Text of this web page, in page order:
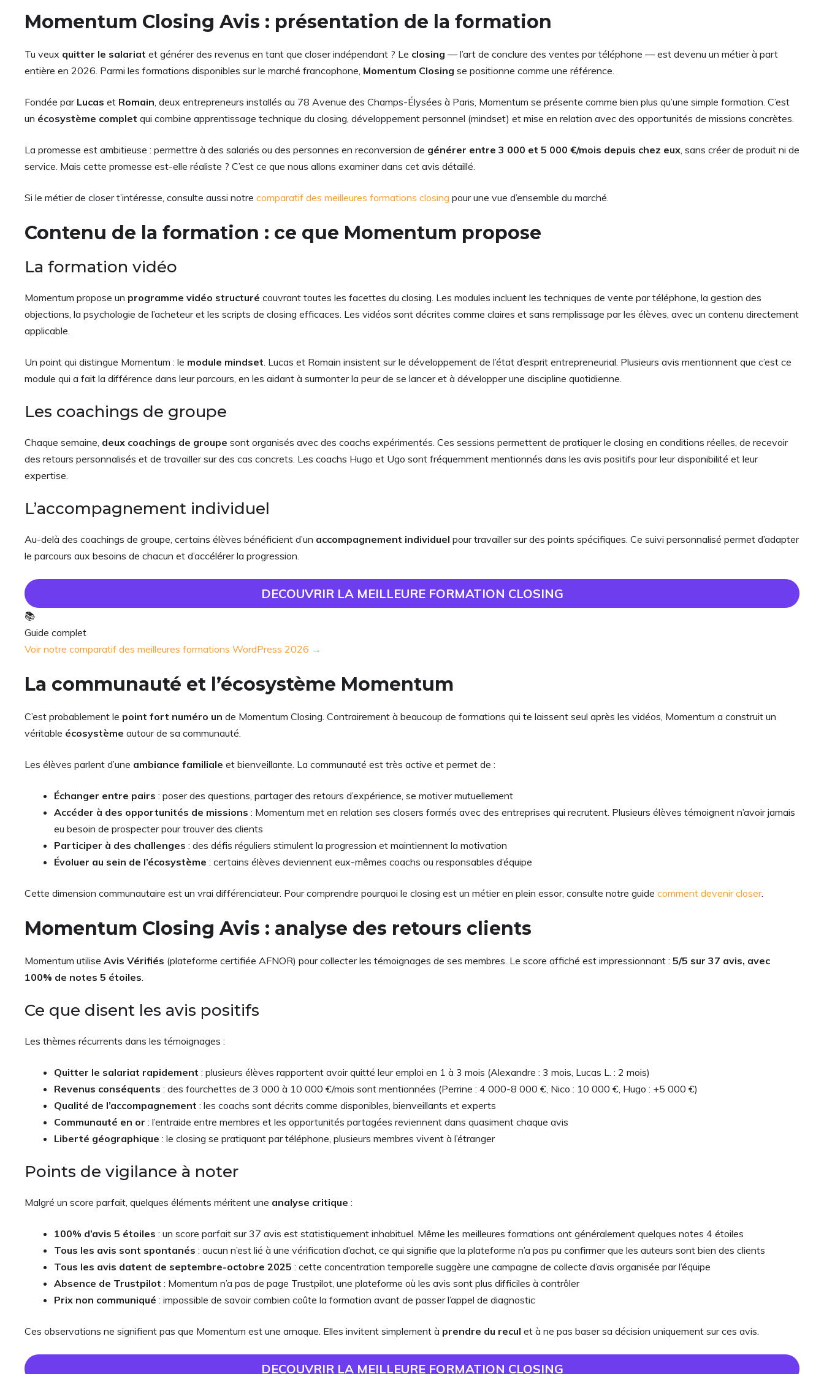
Momentum Closing Avis : présentation de la formation
Tu veux quitter le salariat et générer des revenus en tant que closer indépendant ? Le closing — l’art de conclure des ventes par téléphone — est devenu un métier à part
entière en 2026. Parmi les formations disponibles sur le marché francophone, Momentum Closing se positionne comme une référence.
Fondée par Lucas et Romain , deux entrepreneurs installés au 78 Avenue des Champs-Élysées à Paris, Momentum se présente comme bien plus qu’une simple formation. C’est
un écosystème complet qui combine apprentissage technique du closing, développement personnel (mindset) et mise en relation avec des opportunités de missions concrètes.
La promesse est ambitieuse : permettre à des salariés ou des personnes en reconversion de générer entre 3 000 et 5 000 €/mois depuis chez eux , sans créer de produit ni de
service. Mais cette promesse est-elle réaliste ? C’est ce que nous allons examiner dans cet avis détaillé.
Si le métier de closer t’intéresse, consulte aussi notre comparatif des meilleures formations closing pour une vue d’ensemble du marché.
Contenu de la formation : ce que Momentum propose
La formation vidéo
Momentum propose un programme vidéo structuré couvrant toutes les facettes du closing. Les modules incluent les techniques de vente par téléphone, la gestion des
objections, la psychologie de l’acheteur et les scripts de closing efficaces. Les vidéos sont décrites comme claires et sans remplissage par les élèves, avec un contenu directement
applicable.
Un point qui distingue Momentum : le module mindset . Lucas et Romain insistent sur le développement de l’état d’esprit entrepreneurial. Plusieurs avis mentionnent que c’est ce
module qui a fait la différence dans leur parcours, en les aidant à surmonter la peur de se lancer et à développer une discipline quotidienne.
Les coachings de groupe
Chaque semaine, deux coachings de groupe sont organisés avec des coachs expérimentés. Ces sessions permettent de pratiquer le closing en conditions réelles, de recevoir
des retours personnalisés et de travailler sur des cas concrets. Les coachs Hugo et Ugo sont fréquemment mentionnés dans les avis positifs pour leur disponibilité et leur
expertise.
L’accompagnement individuel
Au-delà des coachings de groupe, certains élèves bénéficient d’un accompagnement individuel pour travailler sur des points spécifiques. Ce suivi personnalisé permet d’adapter
le parcours aux besoins de chacun et d’accélérer la progression.
DECOUVRIR LA MEILLEURE FORMATION CLOSING
📚
Guide complet
Voir notre comparatif des meilleures formations WordPress 2026 →
La communauté et l’écosystème Momentum
C’est probablement le point fort numéro un de Momentum Closing. Contrairement à beaucoup de formations qui te laissent seul après les vidéos, Momentum a construit un
véritable écosystème autour de sa communauté.
Les élèves parlent d’une ambiance familiale et bienveillante. La communauté est très active et permet de :
Échanger entre pairs : poser des questions, partager des retours d’expérience, se motiver mutuellement
Accéder à des opportunités de missions : Momentum met en relation ses closers formés avec des entreprises qui recrutent. Plusieurs élèves témoignent n’avoir jamais
eu besoin de prospecter pour trouver des clients
Participer à des challenges : des défis réguliers stimulent la progression et maintiennent la motivation
Évoluer au sein de l’écosystème : certains élèves deviennent eux-mêmes coachs ou responsables d’équipe
Cette dimension communautaire est un vrai différenciateur. Pour comprendre pourquoi le closing est un métier en plein essor, consulte notre guide comment devenir closer.
Momentum Closing Avis : analyse des retours clients
Momentum utilise Avis Vérifiés (plateforme certifiée AFNOR) pour collecter les témoignages de ses membres. Le score affiché est impressionnant : 5/5 sur 37 avis, avec
100% de notes 5 étoiles
Ce que disent les avis positifs
Les thèmes récurrents dans les témoignages :
Quitter le salariat rapidement : plusieurs élèves rapportent avoir quitté leur emploi en 1 à 3 mois (Alexandre : 3 mois, Lucas L. : 2 mois)
Revenus conséquents : des fourchettes de 3 000 à 10 000 €/mois sont mentionnées (Perrine : 4 000-8 000 €, Nico : 10 000 €, Hugo : +5 000 €)
Qualité de l’accompagnement : les coachs sont décrits comme disponibles, bienveillants et experts
Communauté en or : l’entraide entre membres et les opportunités partagées reviennent dans quasiment chaque avis
Liberté géographique : le closing se pratiquant par téléphone, plusieurs membres vivent à l’étranger
Points de vigilance à noter
Malgré un score parfait, quelques éléments méritent une analyse critique :
100% d’avis 5 étoiles : un score parfait sur 37 avis est statistiquement inhabituel. Même les meilleures formations ont généralement quelques notes 4 étoiles
Tous les avis sont spontanés : aucun n’est lié à une vérification d’achat, ce qui signifie que la plateforme n’a pas pu confirmer que les auteurs sont bien des clients
Tous les avis datent de septembre-octobre 2025 : cette concentration temporelle suggère une campagne de collecte d’avis organisée par l’équipe
Absence de Trustpilot : Momentum n’a pas de page Trustpilot, une plateforme où les avis sont plus difficiles à contrôler
Prix non communiqué : impossible de savoir combien coûte la formation avant de passer l’appel de diagnostic
Ces observations ne signifient pas que Momentum est une arnaque. Elles invitent simplement à prendre du recul et à ne pas baser sa décision uniquement sur ces avis.
DECOUVRIR LA MEILLEURE FORMATION CLOSING